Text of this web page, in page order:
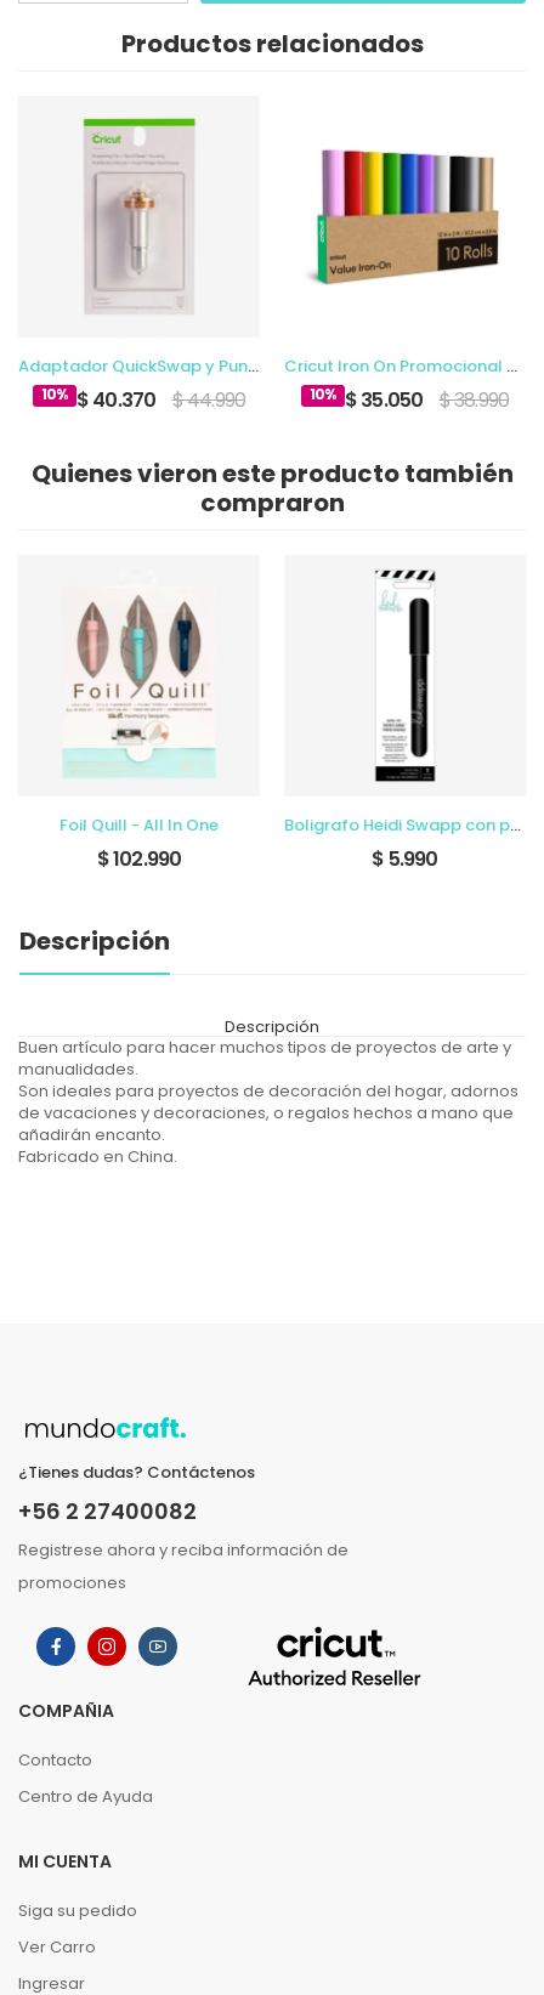
Productos relacionados
Adaptador QuickSwap y Punta de Grabado
10% $ 40.370 $ 44.990
Cricut Iron On Promocional Multicolor 12 x 3 Ft (10)
10% $ 35.050 $ 38.990
Quienes vieron este producto también
compraron
Foil Quill - All In One
$ 102.990
Boligrafo Heidi Swapp con pegamento, punta ancha
$ 5.990
Descripción
Descripción
Buen artículo para hacer muchos tipos de proyectos de arte y
manualidades.
Son ideales para proyectos de decoración del hogar, adornos
de vacaciones y decoraciones, o regalos hechos a mano que
añadirán encanto.
Fabricado en China.
¿Tienes dudas? Contáctenos
+56 2 27400082
Registrese ahora y reciba información de
promociones
COMPAÑIA
Contacto
Centro de Ayuda
MI CUENTA
Siga su pedido
Ver Carro
Ingresar